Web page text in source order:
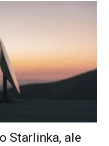
Starlinka, ale